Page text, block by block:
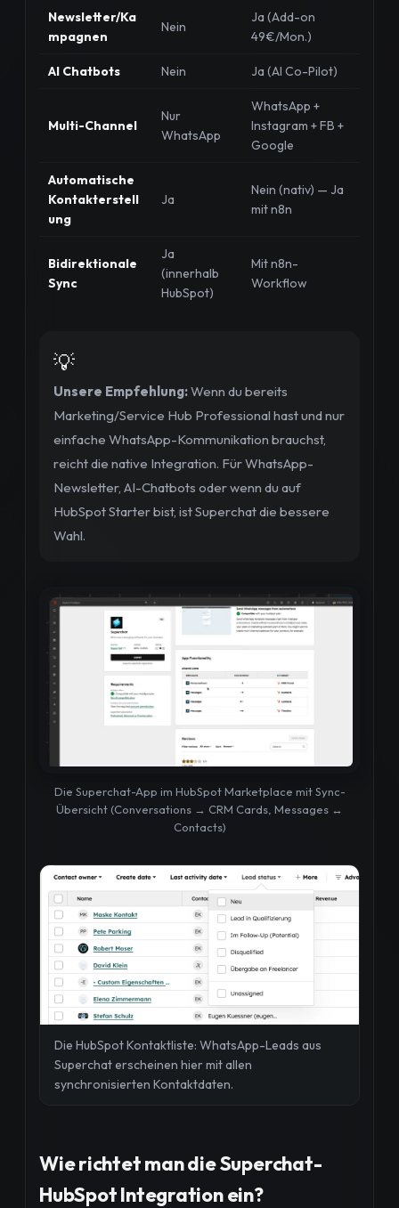
Newsletter/Ka
mpagnen
Nein
Ja (Add-on
49€/Mon.)
AI Chatbots Nein Ja (AI Co-Pilot)
Multi-Channel
Nur
WhatsApp
WhatsApp +
Instagram + FB +
Google
Automatische
Kontakterstell
ung
Ja
Nein (nativ) — Ja
mit n8n
Bidirektionale
Sync
Ja
(innerhalb
HubSpot)
Mit n8n-
Workflow
💡
Unsere Empfehlung:Wenn du bereits
Marketing/Service Hub Professional hast und nur
einfache WhatsApp-Kommunikation brauchst,
reicht die native Integration. Für WhatsApp-
Newsletter, AI-Chatbots oder wenn du auf
HubSpot Starter bist, ist Superchat die bessere
Wahl.
Die Superchat-App im HubSpot Marketplace mit Sync-
Übersicht (Conversations → CRM Cards, Messages ↔
Contacts)
Die HubSpot Kontaktliste: WhatsApp-Leads aus
Superchat erscheinen hier mit allen
synchronisierten Kontaktdaten.
Wie richtet man die Superchat-
HubSpot Integration ein?